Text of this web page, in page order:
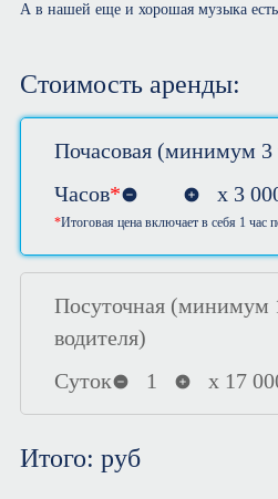
А в нашей еще и хорошая музыка
Стоимость аренды:
Почасовая (минимум 3
Часов* х 3
Итоговая цена включает в себя 1 час
Посуточная (минимум
водителя)
Суток
1 х 17
Итого: руб